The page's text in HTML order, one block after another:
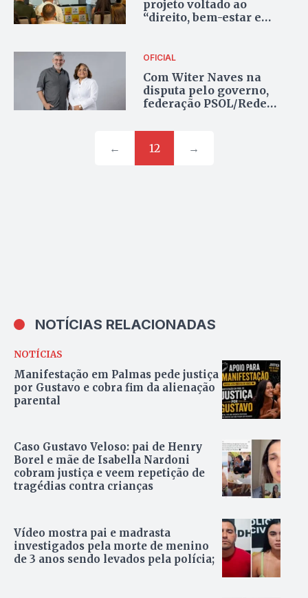
projeto voltado ao
“direito, bem-estar e
convenção da federação
PSOL/Rede
OFICIAL
Com Witer Naves na
disputa pelo governo,
federação PSOL/Rede
Palmas
←
12 →
NOTÍCIAS RELACIONADAS
NOTÍCIAS
Manifestação em Palmas pede justiça
por Gustavo e cobra fim da alienação
parental
Caso Gustavo Veloso: pai de Henry
Borel e mãe de Isabella Nardoni
cobram justiça e veem repetição de
tragédias contra crianças
Vídeo mostra pai e madrasta
investigados pela morte de menino
de 3 anos sendo levados pela polícia;